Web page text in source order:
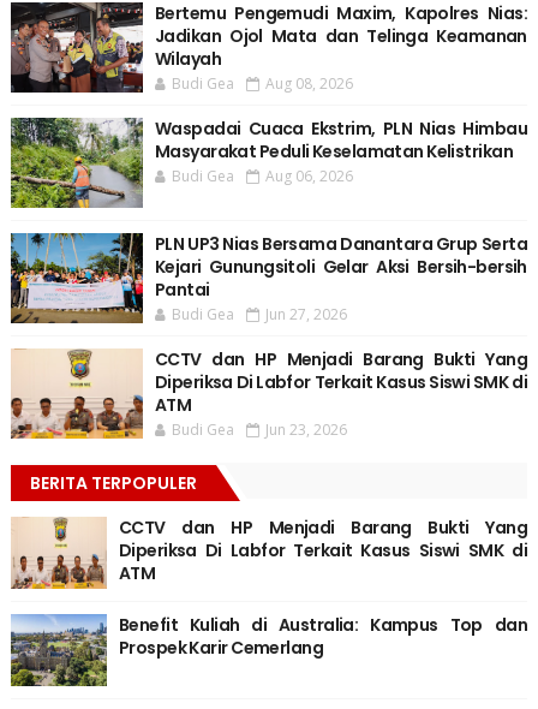
Bertemu Pengemudi Maxim, Kapolres Nias:
Jadikan Ojol Mata dan Telinga Keamanan
Wilayah
Budi Gea Aug 08, 2026
Waspadai Cuaca Ekstrim, PLN Nias Himbau
Masyarakat Peduli Keselamatan Kelistrikan
Budi Gea Aug 06, 2026
PLN UP3 Nias Bersama Danantara Grup Serta
Kejari Gunungsitoli Gelar Aksi Bersih-bersih
Pantai
Budi Gea Jun 27, 2026
CCTV dan HP Menjadi Barang Bukti Yang
Diperiksa Di Labfor Terkait Kasus Siswi SMK di
ATM
Budi Gea Jun 23, 2026
BERITA TERPOPULER
CCTV dan HP Menjadi Barang Bukti Yang
Diperiksa Di Labfor Terkait Kasus Siswi SMK di
ATM
Benefit Kuliah di Australia: Kampus Top dan
Prospek Karir Cemerlang